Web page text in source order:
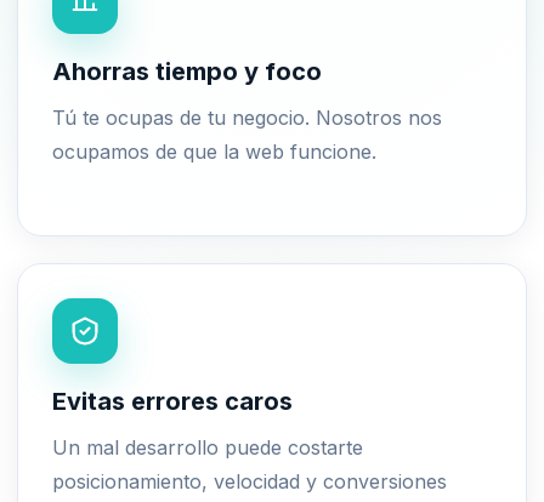
Ahorras tiempo y foco
Tú te ocupas de tu negocio. Nosotros nos
ocupamos de que la web funcione.
Evitas errores caros
Un mal desarrollo puede costarte
posicionamiento, velocidad y conversiones